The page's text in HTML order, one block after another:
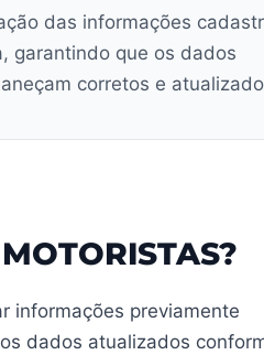
das informações
garantindo que os dados
corretos e
informações previamente
dados atualizados